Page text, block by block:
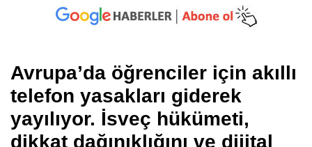
Avrupa’da öğrenciler için akıllı
telefon yasakları giderek
yayılıyor. İsveç hükümeti,
dikkat dağınıklığını ve dijital